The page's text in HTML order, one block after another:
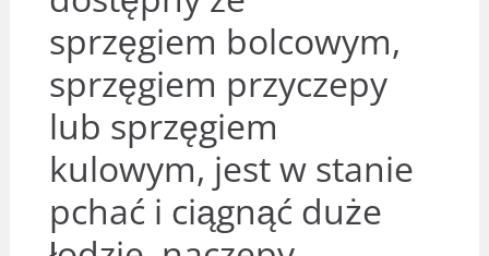
sprzęgiem bolcowym,
sprzęgiem przyczepy
lub sprzęgiem
kulowym, jest w stanie
pchać i ciągnąć duże